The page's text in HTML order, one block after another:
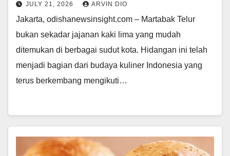
JULY 21, 2026 ARVIN DIO
Jakarta, odishanewsinsight.com – Martabak Telur
bukan sekadar jajanan kaki lima yang mudah
ditemukan di berbagai sudut kota. Hidangan ini telah
menjadi bagian dari budaya kuliner Indonesia yang
terus berkembang mengikuti…